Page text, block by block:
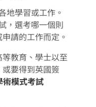
地學習或工作。
，選考哪一個則
請的工作而定。
教育、學士以至
要得到英國簽
術模式考試